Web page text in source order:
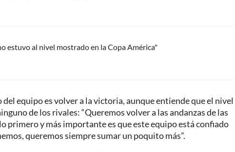
estuvo al nivel mostrado en la Copa América"
equipo es volver a la victoria, aunque entiende que el nivel
de los rivales: “Queremos volver a las andanzas de las
primero y más importante es que este equipo está confiado
queremos siempre sumar un poquito más”.